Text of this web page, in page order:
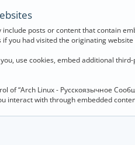
include posts or content that contain
you had visited the originating
use cookies, embed additional
of “Arch Linux - Русскоязычное
interact with through embedded